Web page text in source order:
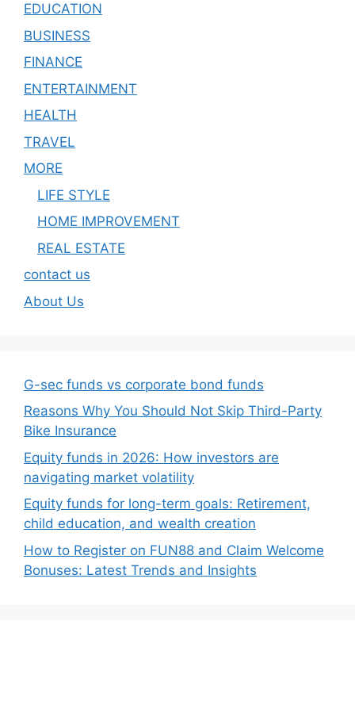
EDUCATION
BUSINESS
FINANCE
ENTERTAINMENT
HEALTH
TRAVEL
MORE
LIFE STYLE
HOME IMPROVEMENT
REAL ESTATE
contact us
About Us
G-sec funds vs corporate bond funds
Reasons Why You Should Not Skip Third-Party
Bike Insurance
Equity funds in 2026: How investors are
navigating market volatility
Equity funds for long-term goals: Retirement,
child education, and wealth creation
How to Register on FUN88 and Claim Welcome
Bonuses: Latest Trends and Insights